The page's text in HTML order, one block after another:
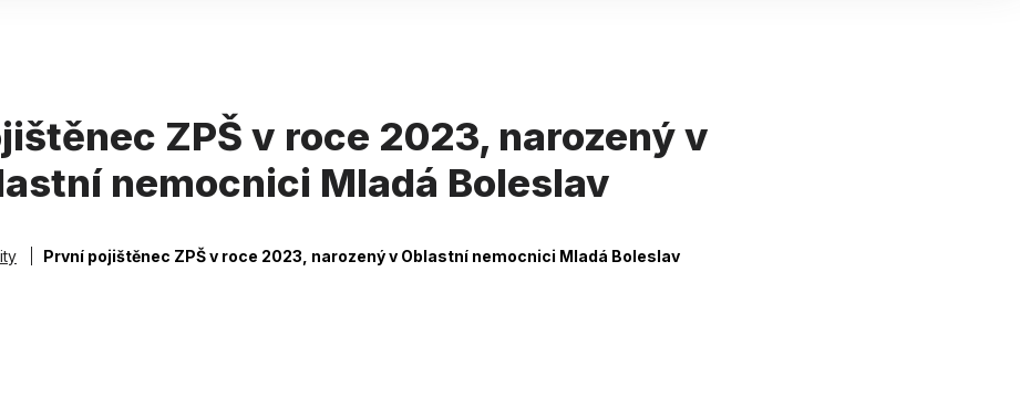
ZPŠ v roce 2023, narozený v
nemocnici Mladá Boleslav
První pojištěnec ZPŠ v roce 2023, narozený v Oblastní nemocnici Mladá Boleslav